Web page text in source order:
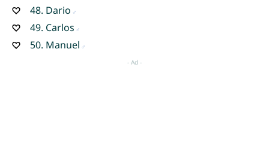
48. Dario
49. Carlos
50. Manuel